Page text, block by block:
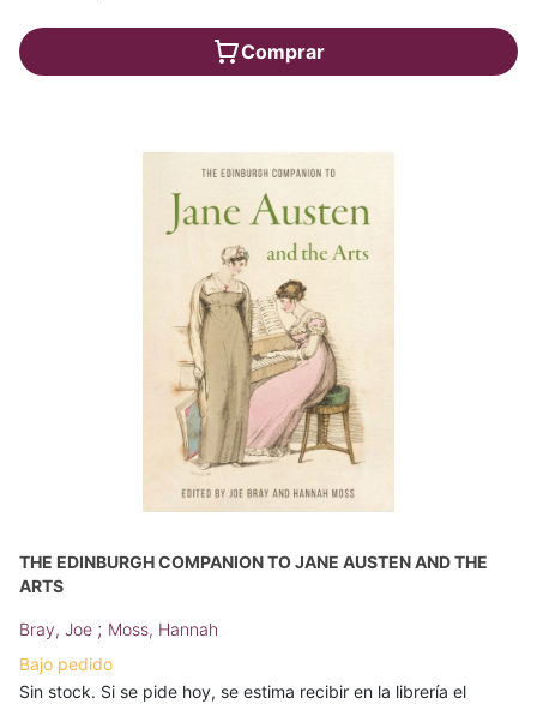
Comprar
THE EDINBURGH COMPANION TO JANE AUSTEN AND THE
ARTS
Bray, Joe ; Moss, Hannah
Bajo pedido
Sin stock. Si se pide hoy, se estima recibir en la librería el